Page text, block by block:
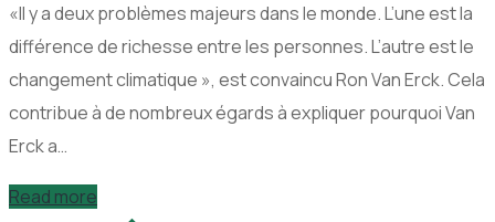
«Il y a deux problèmes majeurs dans le monde. L’une est la
différence de richesse entre les personnes. L’autre est le
changement climatique », est convaincu Ron Van Erck. Cela
contribue à de nombreux égards à expliquer pourquoi Van
Erck a…
Read more